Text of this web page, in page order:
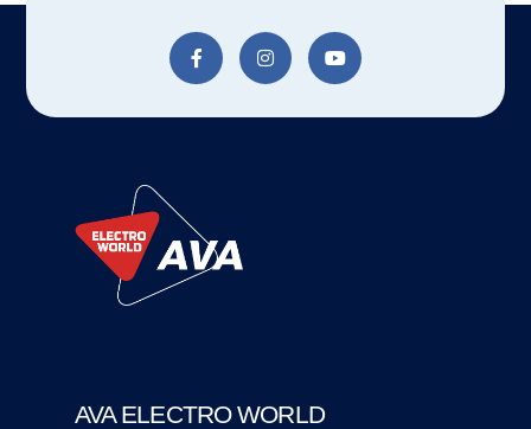
AVA ELECTRO WORLD